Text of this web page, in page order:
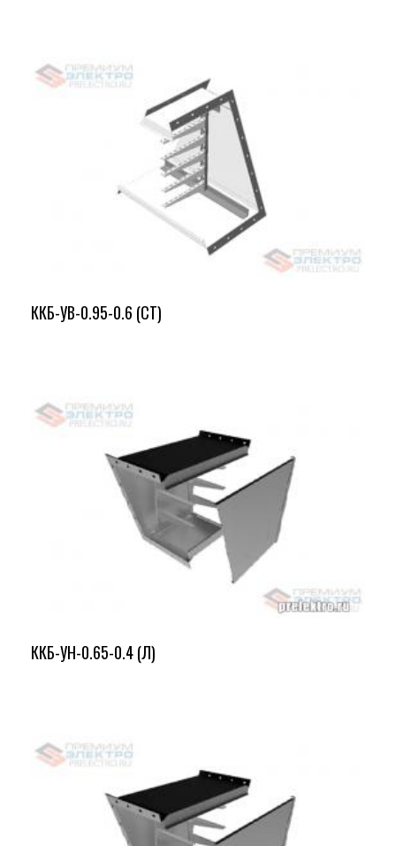
ККБ-УВ-0.95-0.6 (СТ)
ККБ-УН-0.65-0.4 (Л)